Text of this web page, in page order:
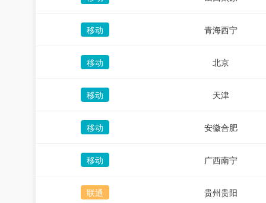
移动 青海西宁
移动 北京
移动 天津
移动 安徽合肥
移动 广西南宁
联通 贵州贵阳